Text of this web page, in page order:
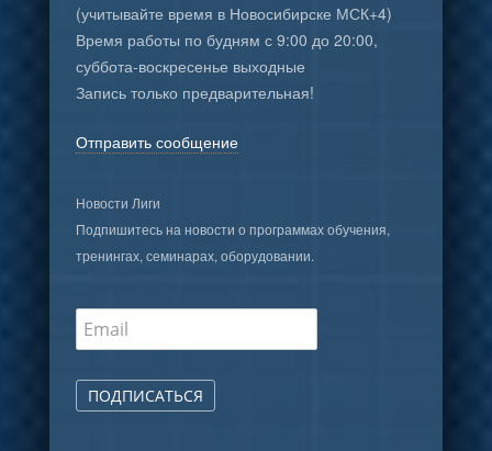
(учитывайте время в Новосибирске МСК+4)
Время работы по будням с 9:00 до 20:00,
суббота-воскресенье выходные
Запись только предварительная!
Отправить сообщение
Новости Лиги
Подпишитесь на новости о программах обучения,
тренингах, семинарах, оборудовании.
ПОДПИСАТЬСЯ